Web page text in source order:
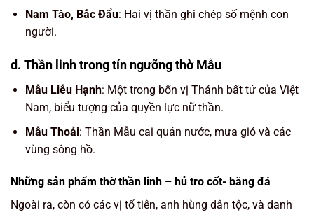
Nam Tào, Bắc Đẩu: Hai vị thần ghi chép số mệnh con
người.
d. Thần linh trong tín ngưỡng thờ Mẫu
Mẫu Liễu Hạnh: Một trong bốn vị Thánh bất tử của Việt
Nam, biểu tượng của quyền lực nữ thần.
Mẫu Thoải: Thần Mẫu cai quản nước, mưa gió và các
vùng sông hồ.
Những sản phẩm thờ thần linh – hủ tro cốt- bằng đá
Ngoài ra, còn có các vị tổ tiên, anh hùng dân tộc, và danh